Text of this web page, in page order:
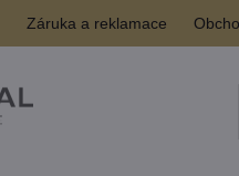
Záruka a reklamace